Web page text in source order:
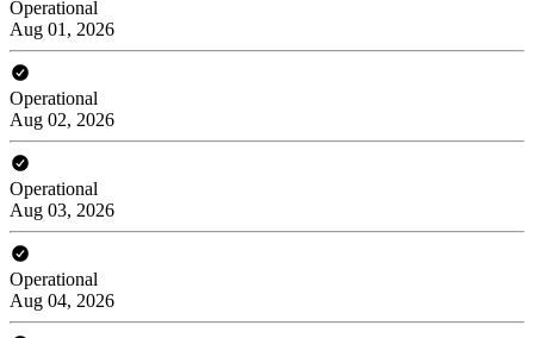
Operational
Aug 01, 2026
Operational
Aug 02, 2026
Operational
Aug 03, 2026
Operational
Aug 04, 2026